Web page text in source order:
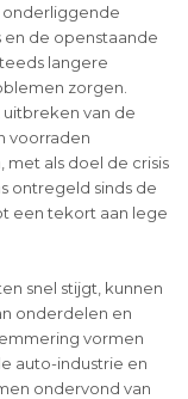
onderliggende
de openstaande
langere
zorgen.
van de
voorraden
als doel de crisis
ontregeld sinds de
een tekort aan lege
snel stijgt, kunnen
onderdelen en
vormen
auto-industrie en
ondervond van